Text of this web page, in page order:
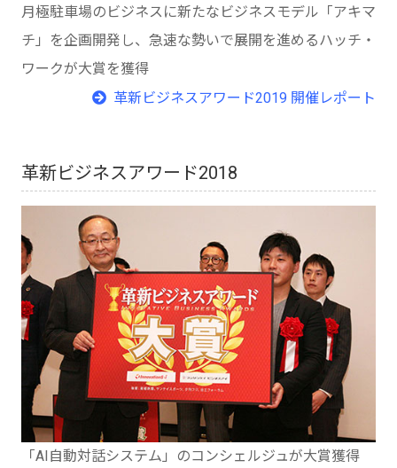
月極駐車場のビジネスに新たなビジネスモデル「アキマ
チ」を企画開発し、急速な勢いで展開を進めるハッチ・
ワークが大賞を獲得
革新ビジネスアワード2019 開催レポート
革新ビジネスアワード2018
「AI自動対話システム」のコンシェルジュが大賞獲得